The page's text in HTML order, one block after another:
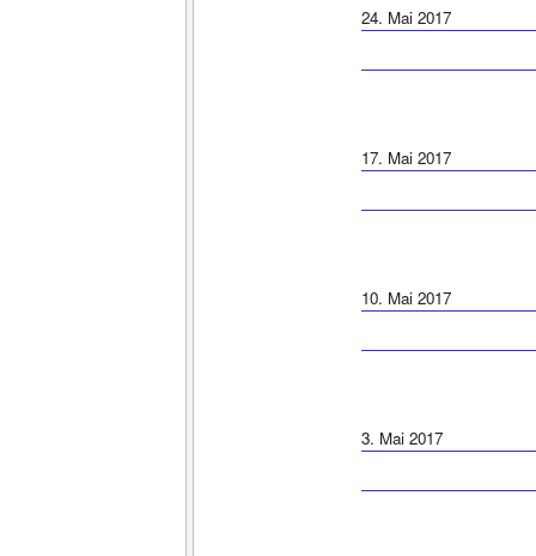
24. Mai 2017
17. Mai 2017
10. Mai 2017
3. Mai 2017